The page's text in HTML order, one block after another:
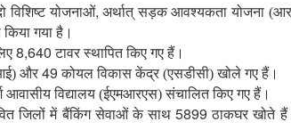
विशिष्ट योजनाओं,अर्थात् सड़क आवश्यकता योजना
किया गया है।
8,640 टावर स्थापित किए गए हैं।
और 49 कोयल विकास केंद्र (एसडीसी) खोले गए हैं।
विद्यालय (ईएमआरएस) संचालित किए गए हैं।
जिलों में बैंकिंग सेवाओं के साथ5899 ठाकघर खोते